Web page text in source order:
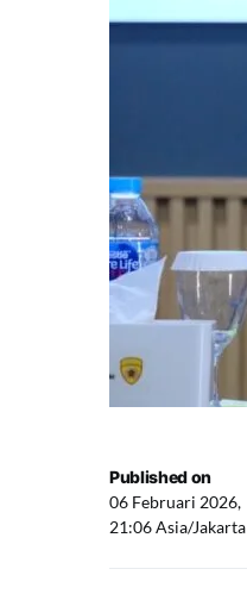
Published on
06 Februari 2026,
21:06 Asia/Jakarta